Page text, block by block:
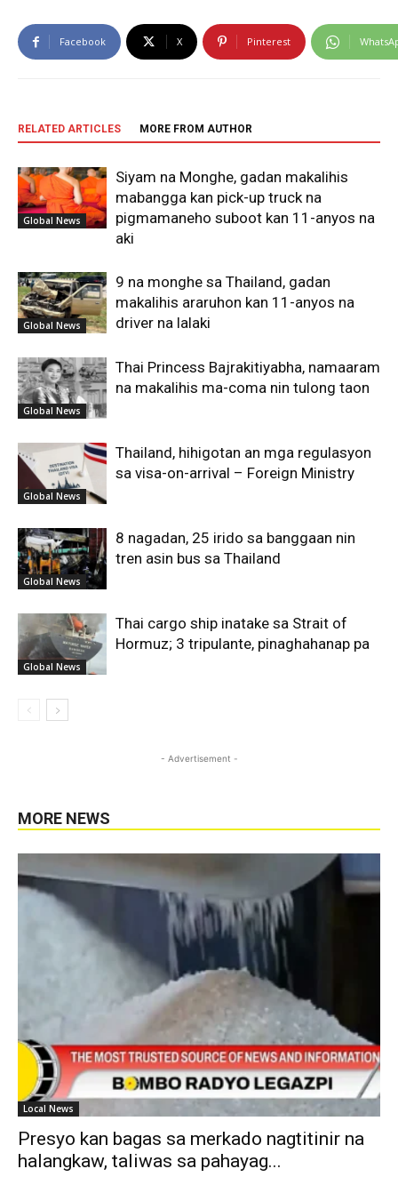
Facebook X Pinterest
RELATED ARTICLES MORE FROM AUTHOR
Global News
Siyam na Monghe, gadan makalihis
mabangga kan pick-up truck na
pigmamaneho suboot kan 11-anyos na
aki
Global News
9 na monghe sa Thailand, gadan
makalihis araruhon kan 11-anyos na
driver na lalaki
Global News
Thai Princess Bajrakitiyabha, namaaram
na makalihis ma-coma nin tulong taon
Global News
Thailand, hihigotan an mga regulasyon
sa visa-on-arrival – Foreign Ministry
Global News
8 nagadan, 25 irido sa banggaan nin
tren asin bus sa Thailand
Global News
Thai cargo ship inatake sa Strait of
Hormuz; 3 tripulante, pinaghahanap pa
- Advertisement -
MORE NEWS
Local News
Presyo kan bagas sa merkado nagtitinir na
halangkaw, taliwas sa pahayag...